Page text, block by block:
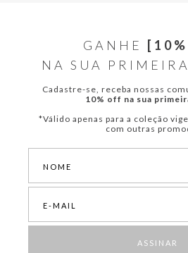
GANHE
NA SUA
Cadastre-se, receba nossas
10% off na sua
*Válido apenas para a coleção
com outras
ASSINAR